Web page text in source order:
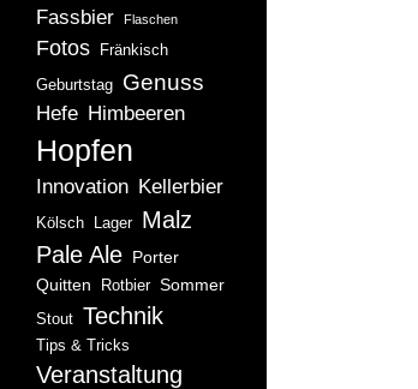
Fassbier Flaschen
Fotos Fränkisch
Geburtstag Genuss
Hefe Himbeeren
Hopfen
Innovation Kellerbier
Kölsch Lager Malz
Pale Ale Porter
Quitten
Rotbier Sommer
Stout Technik
Tips & Tricks
Veranstaltung